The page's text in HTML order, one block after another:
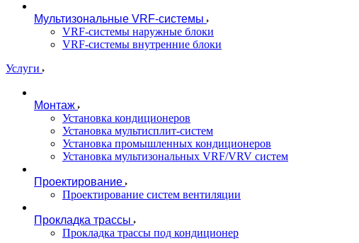
Мультизональные VRF-системы
VRF-системы наружные блоки
VRF-системы внутренние блоки
Услуги
Монтаж
Установка кондиционеров
Установка мультисплит-систем
Установка промышленных кондиционеров
Установка мультизональных VRF/VRV систем
Проектирование
Проектирование систем вентиляции
Прокладка трассы
Прокладка трассы под кондиционер